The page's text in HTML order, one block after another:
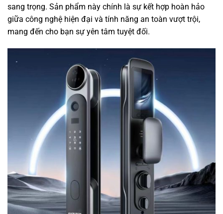
sang trọng. Sản phẩm này chính là sự kết hợp hoàn hảo
giữa công nghệ hiện đại và tính năng an toàn vượt trội,
mang đến cho bạn sự yên tâm tuyệt đối.